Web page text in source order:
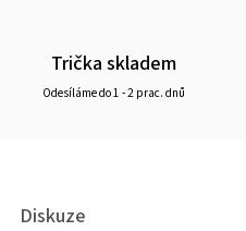
Trička skladem
Odesíláme do 1 - 2 prac. dnů
Diskuze